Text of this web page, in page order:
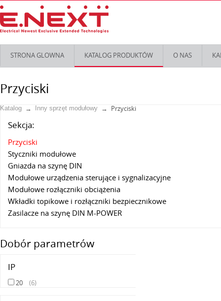
STRONA GLOWNA KATALOG PRODUKTÓW O NAS
Przyciski
Katalog Inny sprzęt modułowy Przyciski
Sekcja:
Przyciski
Styczniki modułowe
Gniazda na szynę DIN
Modułowe urządzenia sterujące i sygnalizacyjne
Modułowe rozłączniki obciążenia
Wkładki topikowe i rozłączniki bezpiecznikowe
Zasilacze na szynę DIN M-POWER
Dobór parametrów
IP
20 (6)